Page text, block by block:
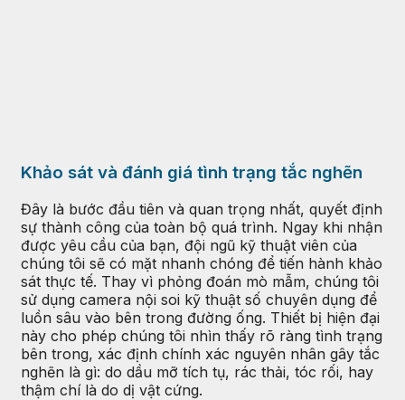
Khảo sát và đánh giá tình trạng tắc nghẽn
Đây là bước đầu tiên và quan trọng nhất, quyết định
sự thành công của toàn bộ quá trình. Ngay khi nhận
được yêu cầu của bạn, đội ngũ kỹ thuật viên của
chúng tôi sẽ có mặt nhanh chóng để tiến hành khảo
sát thực tế. Thay vì phỏng đoán mò mẫm, chúng tôi
sử dụng camera nội soi kỹ thuật số chuyên dụng để
luồn sâu vào bên trong đường ống. Thiết bị hiện đại
này cho phép chúng tôi nhìn thấy rõ ràng tình trạng
bên trong, xác định chính xác nguyên nhân gây tắc
nghẽn là gì: do dầu mỡ tích tụ, rác thải, tóc rối, hay
thậm chí là do dị vật cứng.